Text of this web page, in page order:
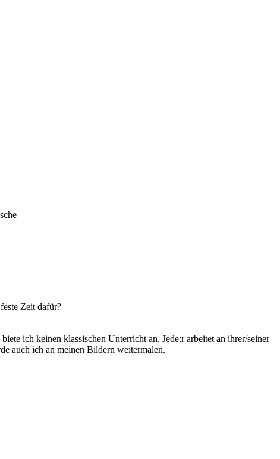
Zeit dafür?
ich keinen klassischen Unterricht an. Jede:r arbeitet an ihrer/seiner
auch ich an meinen Bildern weitermalen.